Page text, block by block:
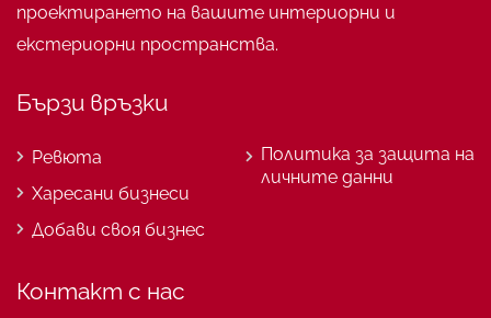
проектирането на вашите интериорни и
екстериорни пространства.
Бързи връзки
Ревюта
Харесани бизнеси
Добави своя бизнес
Политика за защита на
личните данни
Контакт с нас